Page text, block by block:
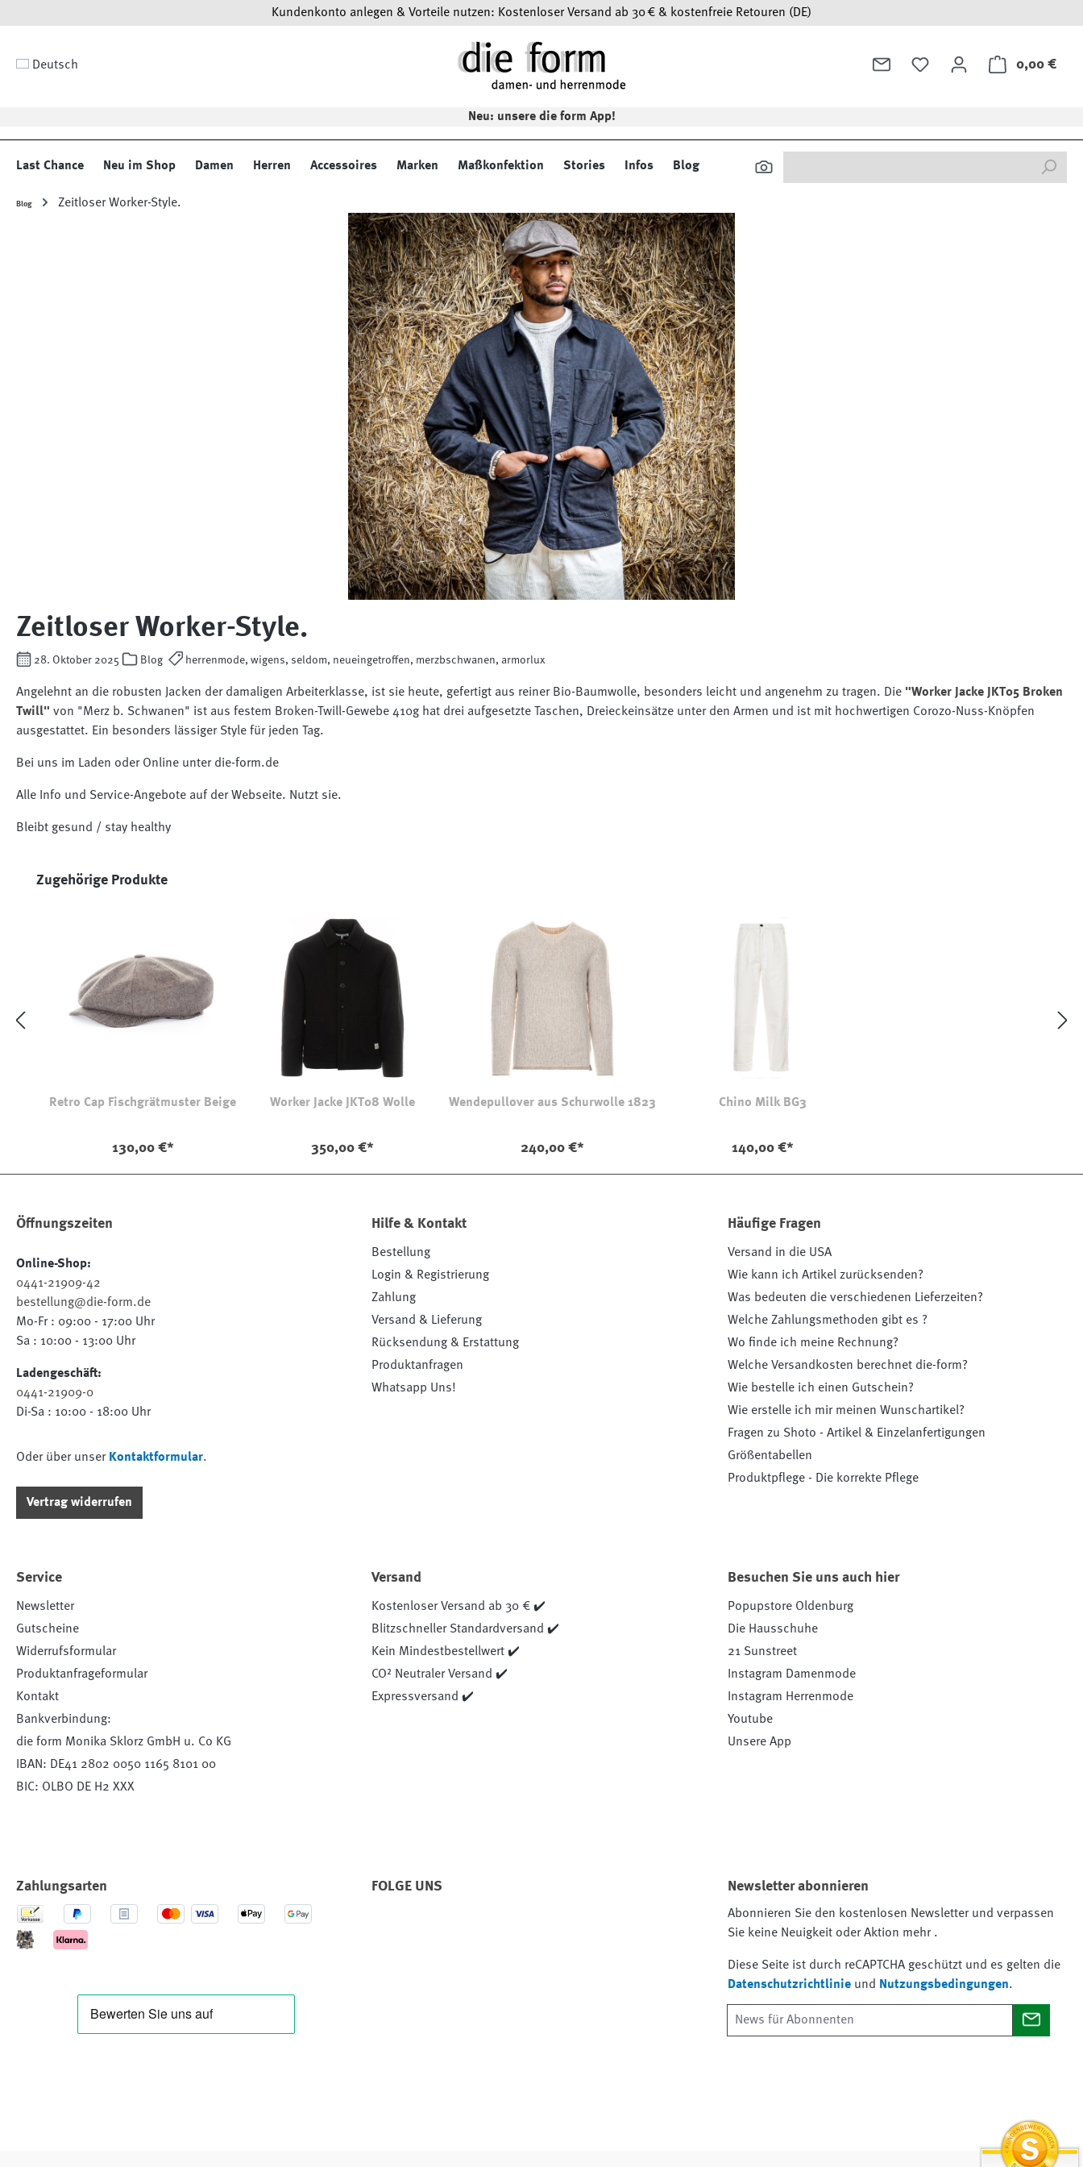
Kundenkonto anlegen & Vorteile nutzen: Kostenloser Versand ab 30 € & kostenfreie Retouren (DE)
Deutsch 0,00 €
Neu: unsere die form App!
Last Chance Neu im Shop Damen Herren Accessoires Marken Maßkonfektion Stories Infos Blog
Blog Zeitloser Worker-Style.
Zeitloser Worker-Style.
28. Oktober 2025 Blog herrenmode, wigens, seldom, neueingetroffen, merzbschwanen, armorlux
Angelehnt an die robusten Jacken der damaligen Arbeiterklasse, ist sie heute, gefertigt aus reiner Bio-Baumwolle, besonders leicht und angenehm zu tragen. Die "Worker Jacke JKT05 Broken
Twill" von "Merz b. Schwanen" ist aus festem Broken-Twill-Gewebe 410g hat drei aufgesetzte Taschen, Dreieckeinsätze unter den Armen und ist mit hochwertigen Corozo-Nuss-Knöpfen
ausgestattet. Ein besonders lässiger Style für jeden Tag.
Bei uns im Laden oder Online unter die-form.de
Alle Info und Service-Angebote auf der Webseite. Nutzt sie.
Bleibt gesund / stay healthy
Produktgalerie überspringen
Zugehörige Produkte
Retro Cap Fischgrätmuster Beige
130,00 €*
Worker Jacke JKT08 Wolle
350,00 €*
Wendepullover aus Schurwolle 1823
240,00 €*
Chino Milk BG3
140,00 €*
Öffnungszeiten
Online-Shop:
0441-21909-42
bestellung@die-form.de
Mo-Fr : 09:00 - 17:00 Uhr
Sa : 10:00 - 13:00 Uhr
Ladengeschäft:
0441-21909-0
Di-Sa : 10:00 - 18:00 Uhr
Oder über unser Kontaktformular.
Vertrag widerrufen
Hilfe & Kontakt
Bestellung
Login & Registrierung
Zahlung
Versand & Lieferung
Rücksendung & Erstattung
Produktanfragen
Whatsapp Uns!
Häufige Fragen
Versand in die USA
Wie kann ich Artikel zurücksenden?
Was bedeuten die verschiedenen Lieferzeiten?
Welche Zahlungsmethoden gibt es ?
Wo finde ich meine Rechnung?
Welche Versandkosten berechnet die-form?
Wie bestelle ich einen Gutschein?
Wie erstelle ich mir meinen Wunschartikel?
Fragen zu Shoto - Artikel & Einzelanfertigungen
Größentabellen
Produktpflege - Die korrekte Pflege
Service
Newsletter
Gutscheine
Widerrufsformular
Produktanfrageformular
Kontakt
Bankverbindung:
die form Monika Sklorz GmbH u. Co KG
IBAN: DE41 2802 0050 1165 8101 00
BIC: OLBO DE H2 XXX
Versand
Kostenloser Versand ab 30 € ✔️
Blitzschneller Standardversand ✔️
Kein Mindestbestellwert ✔️
CO² Neutraler Versand ✔️
Expressversand ✔️
Besuchen Sie uns auch hier
Popupstore Oldenburg
Die Hausschuhe
21 Sunstreet
Instagram Damenmode
Instagram Herrenmode
Youtube
Unsere App
Zahlungsarten FOLGE UNS Newsletter abonnieren
Abonnieren Sie den kostenlosen Newsletter und verpassen
Sie keine Neuigkeit oder Aktion mehr .
Diese Seite ist durch reCAPTCHA geschützt und es gelten die
Datenschutzrichtlinieund Nutzungsbedingungen.